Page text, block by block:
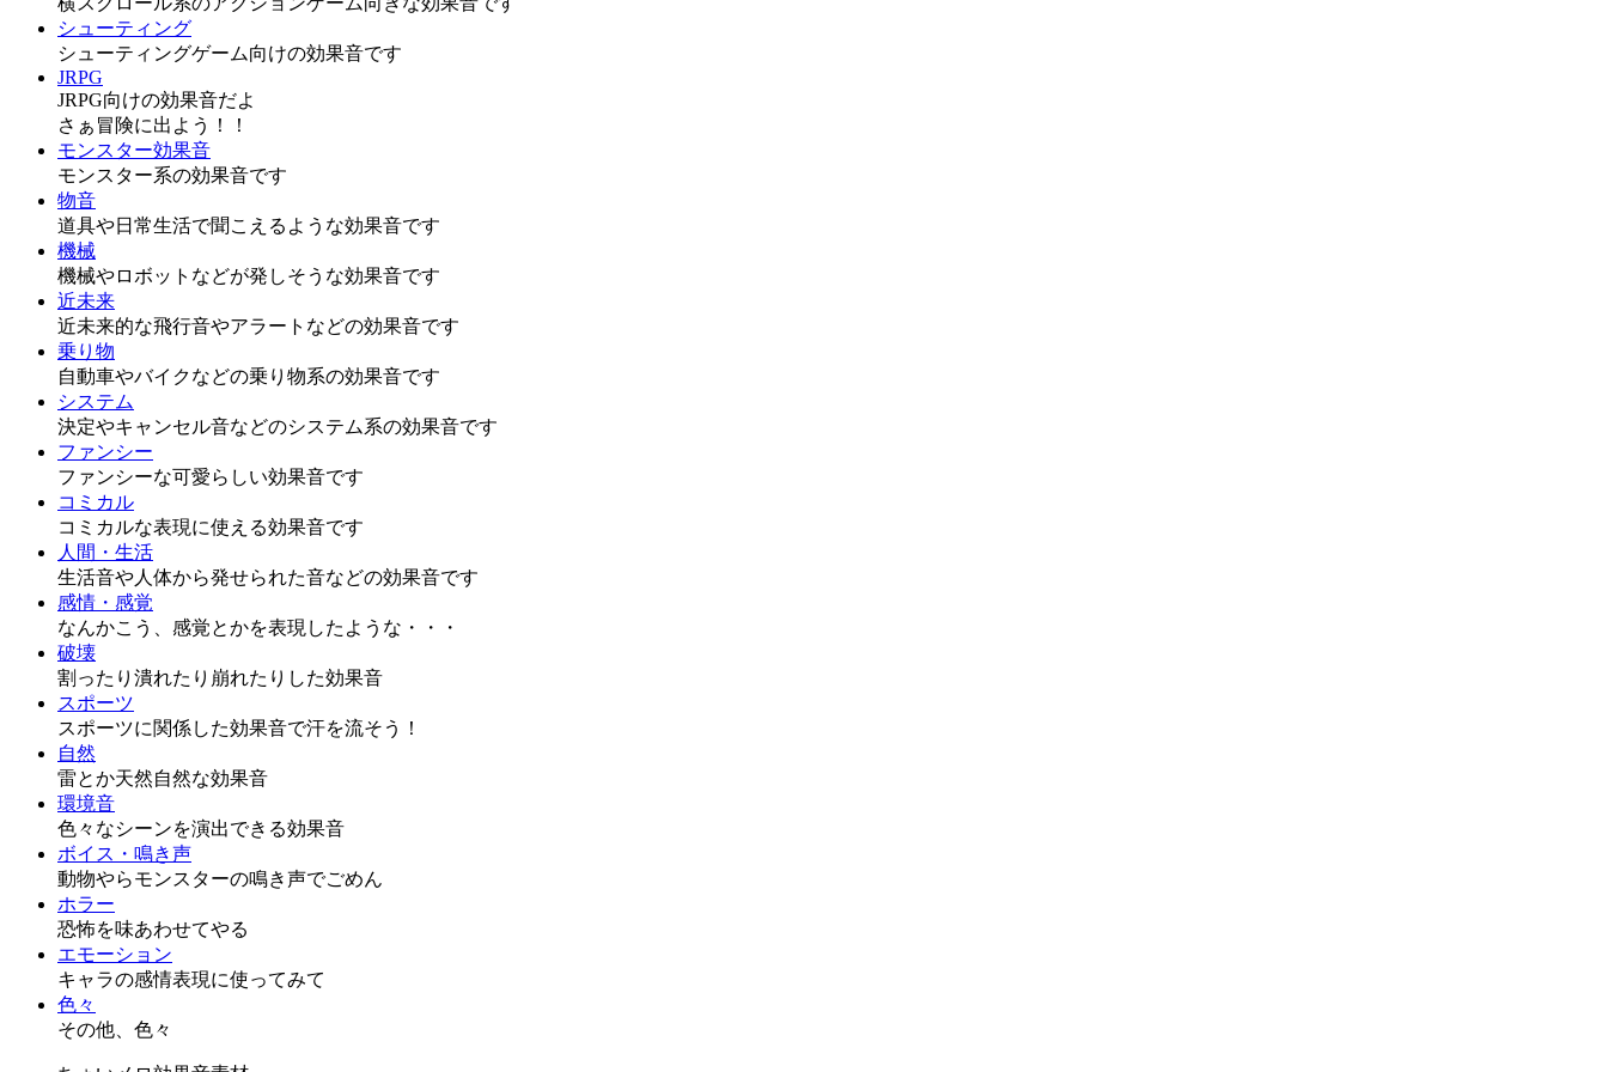
シューティング
シューティングゲーム向けの効果音です
JRPG
JRPG向けの効果音だよ
さぁ冒険に出よう！！
モンスター効果音
モンスター系の効果音です
物音
道具や日常生活で聞こえるような効果音です
機械
機械やロボットなどが発しそうな効果音です
近未来
近未来的な飛行音やアラートなどの効果音です
乗り物
自動車やバイクなどの乗り物系の効果音です
システム
決定やキャンセル音などのシステム系の効果音です
ファンシー
ファンシーな可愛らしい効果音です
コミカル
コミカルな表現に使える効果音です
人間・生活
生活音や人体から発せられた音などの効果音です
感情・感覚
なんかこう、感覚とかを表現したような・・・
破壊
割ったり潰れたり崩れたりした効果音
スポーツ
スポーツに関係した効果音で汗を流そう！
自然
雷とか天然自然な効果音
環境音
色々なシーンを演出できる効果音
ボイス・鳴き声
動物やらモンスターの鳴き声でごめん
ホラー
恐怖を味あわせてやる
エモーション
キャラの感情表現に使ってみて
色々
その他、色々